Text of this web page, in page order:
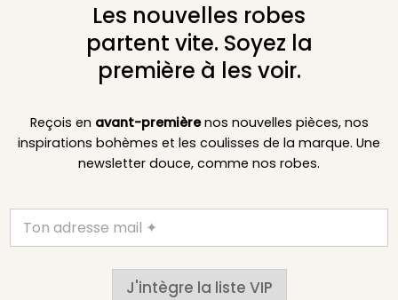
Les nouvelles robes
partent vite. Soyez la
première à les voir.
Reçois en avant-premièrenos nouvelles pièces, nos
inspirations bohèmes et les coulisses de la marque. Une
newsletter douce, comme nos robes.
J'intègre la liste VIP